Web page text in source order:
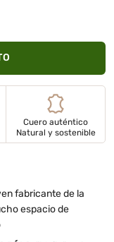
Cuero auténtico
Natural y sostenible
fabricante de la
espacio de